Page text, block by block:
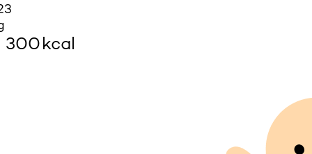
300kcal